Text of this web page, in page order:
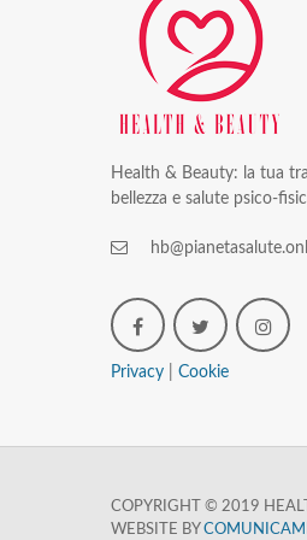
Health & Beauty: la tua
bellezza e salute psico-
Privacy Cookie
COPYRIGHT © 2019
WEBSITE BY